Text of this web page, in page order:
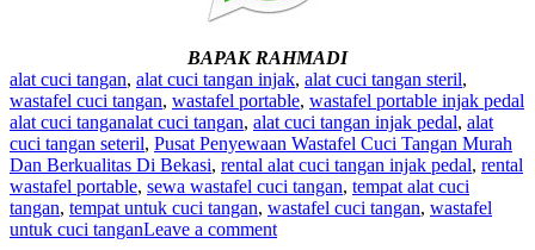
BAPAK RAHMADI
alat cuci tangan, alat cuci tangan injak, alat cuci tangan steril,
wastafel cuci tangan, wastafel portable, wastafel portable injak pedal
alat cuci tanganalat cuci tangan, alat cuci tangan injak pedal, alat
cuci tangan seteril, Pusat Penyewaan Wastafel Cuci Tangan Murah
Dan Berkualitas Di Bekasi, rental alat cuci tangan injak pedal, rental
wastafel portable, sewa wastafel cuci tangan, tempat alat cuci
tangan, tempat untuk cuci tangan, wastafel cuci tangan, wastafel
untuk cuci tanganLeave a comment